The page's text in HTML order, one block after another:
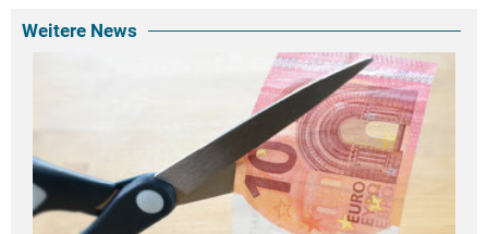
Weitere News